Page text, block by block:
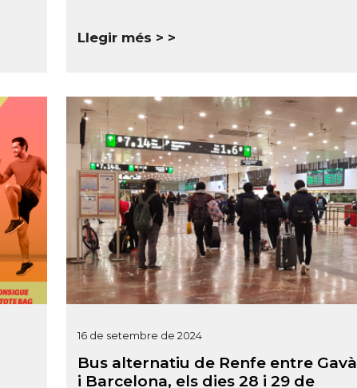
Llegir més >
16 de setembre de 2024
Bus alternatiu de Renfe entre Gavà
i Barcelona, els dies 28 i 29 de